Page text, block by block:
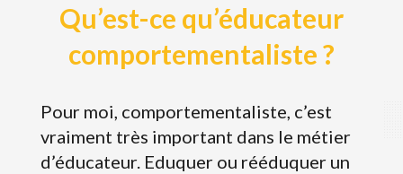
Qu’est-ce qu’éducateur
comportementaliste ?
Pour moi, comportementaliste, c’est
vraiment très important dans le métier
d’éducateur. Eduquer ou rééduquer un